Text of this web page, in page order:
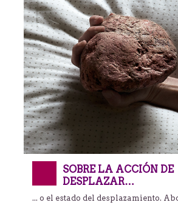
SOBRE LA ACCIÓN DE
DESPLAZAR…
... o el estado del desplazamiento.